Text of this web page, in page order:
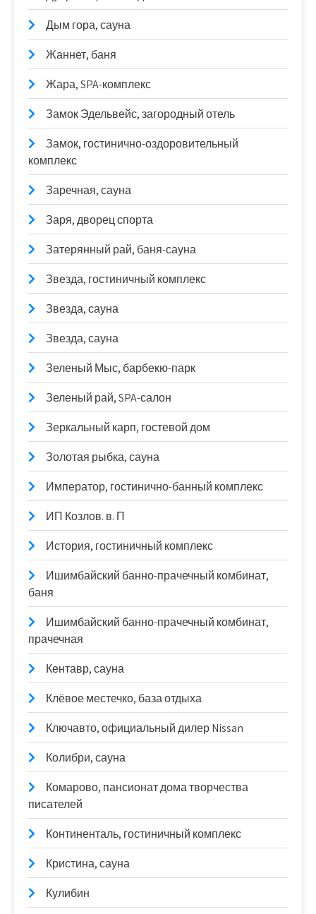
Дым гора, сауна
Жаннет, баня
Жара, SPA-комплекс
Замок Эдельвейс, загородный отель
Замок, гостинично-оздоровительный
комплекс
Заречная, сауна
Заря, дворец спорта
Затерянный рай, баня-сауна
Звезда, гостиничный комплекс
Звезда, сауна
Звезда, сауна
Зеленый Мыс, барбекю-парк
Зеленый рай, SPA-салон
Зеркальный карп, гостевой дом
Золотая рыбка, сауна
Император, гостинично-банный комплекс
ИП Козлов. в. П
История, гостиничный комплекс
Ишимбайский банно-прачечный комбинат,
баня
Ишимбайский банно-прачечный комбинат,
прачечная
Кентавр, сауна
Клёвое местечко, база отдыха
Ключавто, официальный дилер Nissan
Колибри, сауна
Комарово, пансионат дома творчества
писателей
Континенталь, гостиничный комплекс
Кристина, сауна
Кулибин